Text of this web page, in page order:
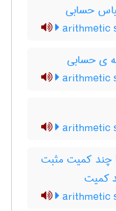
حسابی
arithmetic
ی حسابی
arithmetic
arithmetic
دو یا چند کمیت مثبت
arithmetic